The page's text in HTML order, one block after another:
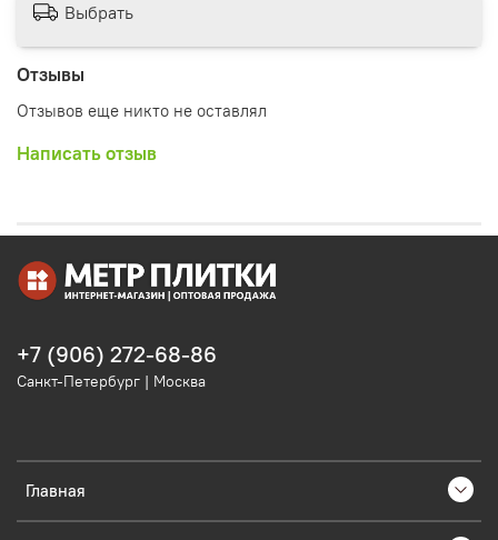
Отзывы
Отзывов еще никто не оставлял
Написать отзыв
Выбрать
Главная
+7 (906) 272-68-86
Санкт-Петербург | Москва